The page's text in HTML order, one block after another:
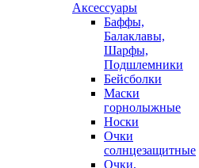
Аксессуары
Баффы,
Балаклавы,
Шарфы,
Подшлемники
Бейсболки
Маски
горнолыжные
Носки
Очки
солнцезащитные
Очки,